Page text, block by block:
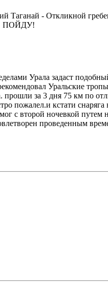
Таганай - Откликной
ПОЙДУ!
Урала задаст
Уральские
за 3 дня 75 км по
пожалел.и кстати
второй ночевкой путем
проведенным